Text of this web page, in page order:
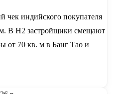
чек индийского покупателя
В H2 застройщики смещают
от 70 кв. м в Банг Тао и